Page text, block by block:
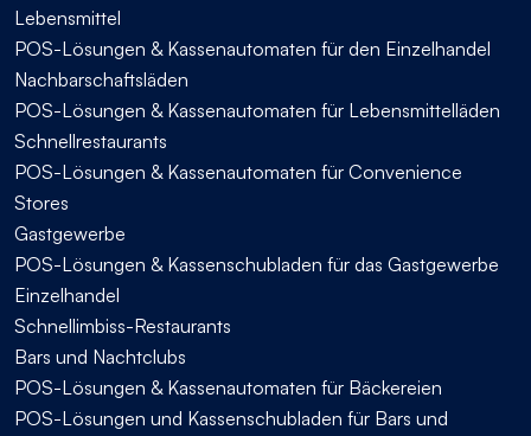
Lebensmittel
POS-Lösungen & Kassenautomaten für den Einzelhandel
Nachbarschaftsläden
POS-Lösungen & Kassenautomaten für Lebensmittelläden
Schnellrestaurants
POS-Lösungen & Kassenautomaten für Convenience
Stores
Gastgewerbe
POS-Lösungen & Kassenschubladen für das Gastgewerbe
Einzelhandel
Schnellimbiss-Restaurants
Bars und Nachtclubs
POS-Lösungen & Kassenautomaten für Bäckereien
POS-Lösungen und Kassenschubladen für Bars und